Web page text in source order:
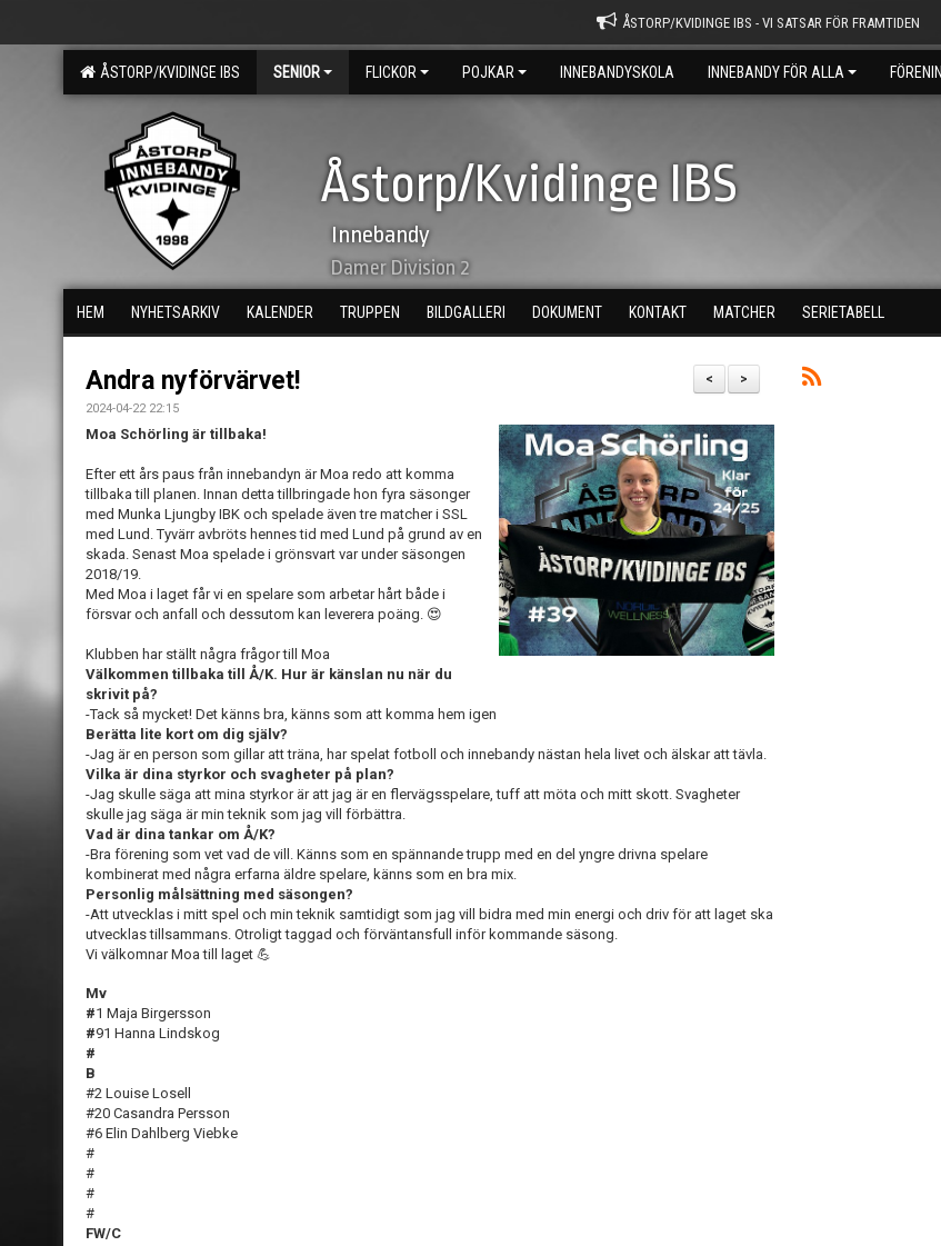
ÅSTORP/KVIDINGE IBS - VI SATSAR FÖR FRAMTIDEN
ÅSTORP/KVIDINGE IBS SENIOR FLICKOR POJKAR INNEBANDYSKOLA INNEBANDY FÖR ALLA
Åstorp/Kvidinge IBS
Innebandy
Damer Division 2
HEM NYHETSARKIV KALENDER TRUPPEN BILDGALLERI DOKUMENT KONTAKT MATCHER SERIETABELL
>
<
Andra nyförvärvet!
2024-04-22 22:15
Moa Schörling är tillbaka!
Efter ett års paus från innebandyn är Moa redo att komma
tillbaka till planen. Innan detta tillbringade hon fyra säsonger
med Munka Ljungby IBK och spelade även tre matcher i SSL
med Lund. Tyvärr avbröts hennes tid med Lund på grund av en
skada. Senast Moa spelade i grönsvart var under säsongen
2018/19.
Med Moa i laget får vi en spelare som arbetar hårt både i
försvar och anfall och dessutom kan leverera poäng. 😍
Klubben har ställt några frågor till Moa
Välkommen tillbaka till Å/K. Hur är känslan nu när du
skrivit på?
-Tack så mycket! Det känns bra, känns som att komma hem igen
Berätta lite kort om dig själv?
-Jag är en person som gillar att träna, har spelat fotboll och innebandy nästan hela livet och älskar att tävla.
Vilka är dina styrkor och svagheter på plan?
-Jag skulle säga att mina styrkor är att jag är en flervägsspelare, tuff att möta och mitt skott. Svagheter
skulle jag säga är min teknik som jag vill förbättra.
Vad är dina tankar om Å/K?
-Bra förening som vet vad de vill. Känns som en spännande trupp med en del yngre drivna spelare
kombinerat med några erfarna äldre spelare, känns som en bra mix.
Personlig målsättning med säsongen?
-Att utvecklas i mitt spel och min teknik samtidigt som jag vill bidra med min energi och driv för att laget ska
utvecklas tillsammans. Otroligt taggad och förväntansfull inför kommande säsong.
Vi välkomnar Moa till laget 💪
Mv
#1 Maja Birgersson
#91 Hanna Lindskog
#
B
#2 Louise Losell
#20 Casandra Persson
#6 Elin Dahlberg Viebke
#
#
#
#
FW/C